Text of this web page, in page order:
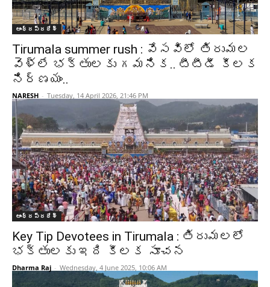
ఆంధ్రప్రదేశ్‌
Tirumala summer rush : వేసవిలో తిరుమల
వెళ్లే భక్తులకు గమనిక.. టీటీడీ కీలక
నిర్ణయం..
NARESH - Tuesday, 14 April 2026, 21:46 PM
ఆంధ్రప్రదేశ్‌
Key Tip Devotees in Tirumala : తిరుమలలో
భక్తులకు ఇది కీలక సూచన
Dharma Raj - Wednesday, 4 June 2025, 10:06 AM